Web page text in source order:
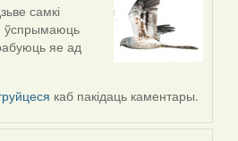
самкі
ўспрымаюць
яе ад
каб пакідаць каментары.